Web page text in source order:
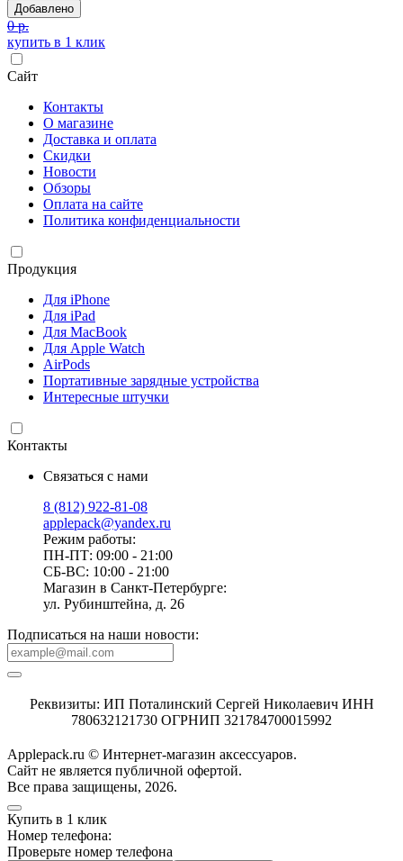
Добавлено
0 р.
купить в 1 клик
Сайт
Контакты
О магазине
Доставка и оплата
Скидки
Новости
Обзоры
Оплата на сайте
Политика конфиденциальности
Продукция
Для iPhone
Для iPad
Для MacBook
Для Apple Watch
AirPods
Портативные зарядные устройства
Интересные штучки
Контакты
Связаться с нами
8 (812) 922-81-08
applepack@yandex.ru
Режим работы:
ПН-ПТ: 09:00 - 21:00
СБ-ВС: 10:00 - 21:00
Магазин в Санкт-Петербурге:
ул. Рубинштейна, д. 26
Подписаться на наши новости:
Реквизиты: ИП Поталинский Сергей Николаевич ИНН
780632121730 ОГРНИП 321784700015992
Applepack.ru © Интернет-магазин аксессуаров.
Cайт не является публичной офертой.
Все права защищены, 2026.
Купить в 1 клик
Номер телефона:
Проверьте номер телефона